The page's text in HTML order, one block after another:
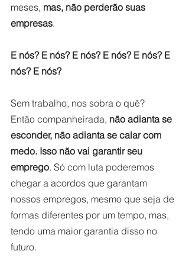
meses, mas, não perderão suas
empresas.
E nós? E nós? E nós? E nós? E nós? E
nós? E nós?
Sem trabalho, nos sobra o quê?
Então companheirada, não adianta se
esconder, não adianta se calar com
medo. Isso não vai garantir seu
emprego. Só com luta poderemos
chegar a acordos que garantam
nossos empregos, mesmo que seja de
formas diferentes por um tempo, mas,
tendo uma maior garantia disso no
futuro.